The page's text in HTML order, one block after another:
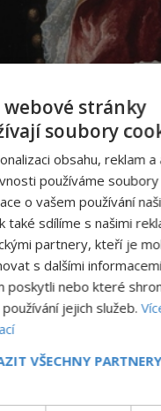
Podivné události
webové stránky
soubory
obsahu, reklam a
používáme soubory
o vašem používání
také sdílíme s našimi
partnery, kteří je
s dalšími
poskytli nebo které
jejich služeb.
VŠECHNY